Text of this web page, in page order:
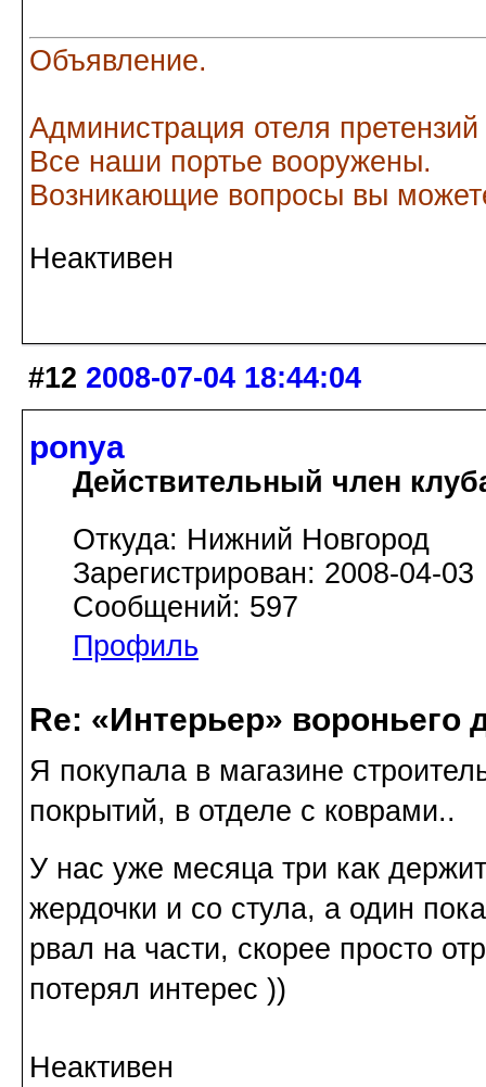
Объявление.
Администрация отеля
Все наши портье вооружены.
Возникающие вопросы вы
Неактивен
#12 2008-07-04 18:44:04
ponya
Действительный член
Откуда: Нижний Новгород
Зарегистрирован: 2008-04-03
Сообщений: 597
Профиль
Re: «Интерьер» вороньего
Я покупала в магазине
покрытий, в отделе с коврами..
У нас уже месяца три как
жердочки и со стула, а один
рвал на части, скорее просто
потерял интерес ))
Неактивен